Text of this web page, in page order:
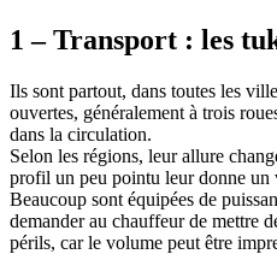
1 – Transport : les
Ils sont partout, dans toutes les
ouvertes, généralement à trois
dans la circulation.
Selon les régions, leur allure
profil un peu pointu leur donne un
Beaucoup sont équipées de
demander au chauffeur de mettre
périls, car le volume peut être